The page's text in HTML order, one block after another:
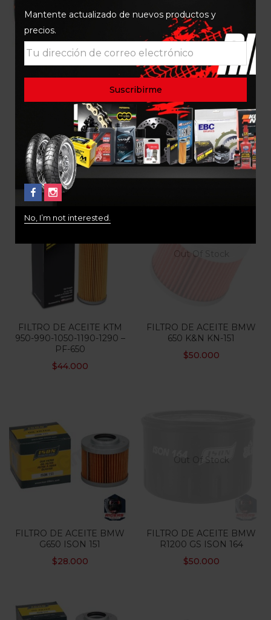
FILTRO ACEITE S V-
STROM 650/ V-STROM
1000/ GLADIUS
$80.000
FILTRO ACEITE SUZUKI
DR500 600 650 800
$38.000
FILTRO DE ACEITE KTM
950-990-1050-1190-1290 –
PF-650
$44.000
Out Of Stock
FILTRO DE ACEITE BMW
650 K&N KN-151
$50.000
FILTRO DE ACEITE BMW
G650 ISON 151
$28.000
Out Of Stock
FILTRO DE ACEITE BMW
R1200 GS ISON 164
$50.000
Mantente actualizado de nuevos productos y
precios.
No, I’m not interested.